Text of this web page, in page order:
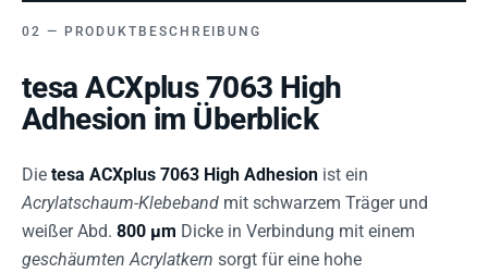
PRODUKTBESCHREIBUNG
tesa ACXplus 7063 High
Adhesion im Überblick
Die tesa ACXplus 7063 High Adhesion ist ein
Acrylatschaum-Klebeband mit schwarzem Träger und
weißer Abd. 800 µm Dicke in Verbindung mit einem
geschäumten Acrylatkern sorgt für eine hohe